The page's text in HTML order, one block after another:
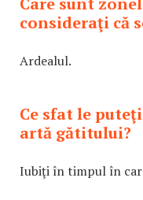
consideraţi că
Ardealul.
Ce sfat le
artă gătitului?
Iubiţi în timpul în